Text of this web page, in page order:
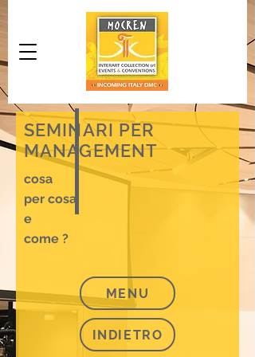
SEMINARI PER
MANAGEMENT
cosa
per cosa
e
come ?
MENU
INDIETRO